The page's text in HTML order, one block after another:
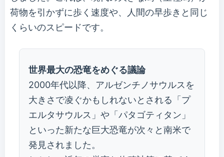
荷物を引かずに歩く速度や、人間の早歩きと同じ
くらいのスピードです。
世界最大の恐竜をめぐる議論
2000年代以降、アルゼンチノサウルスを
大きさで凌ぐかもしれないとされる「プ
エルタサウルス」や「パタゴティタン」
といった新たな巨大恐竜が次々と南米で
発見されました。